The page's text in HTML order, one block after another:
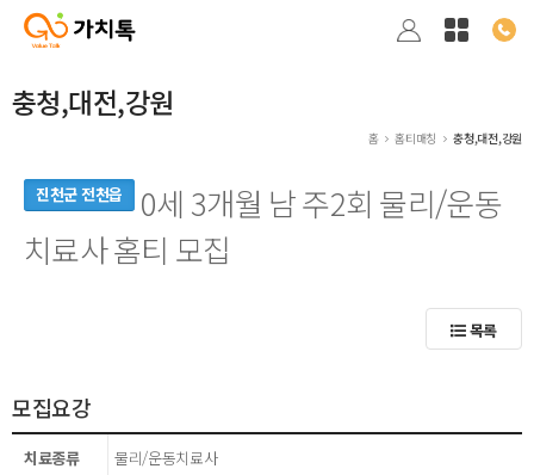
충청,대전,강원
홈 홈티매칭 충청,대전,강원
진천군 전천읍
0세 3개월 남 주2회 물리/운동
치료사 홈티 모집
목록
모집요강
치료종류 물리/운동치료사